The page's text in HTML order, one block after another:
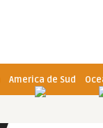
America de Sud